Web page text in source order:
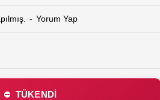
- Yorum Yap
TÜKENDİ